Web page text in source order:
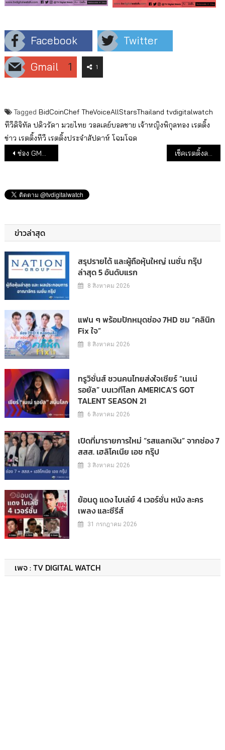
Facebook
Twitter
Gmail
1 1
Tagged BidCoinChef TheVoiceAllStarsThailand tvdigitalwatch
ทีวีดิจิทัล ปดิวรัดา มวยไทย วอลเลย์บอลชาย เจ้าหญิงพิกุลทอง เรตติ้ง
ข่าว เรตติ้งทีวี เรตติ้งประจำสัปดาห์ โฉมโฉด
แนะแนวเรื่อง
ช่อง GMM25 ปี 64 ใกล้มีกำไร ขาดทุนแค่ 4.84 ลบ. เช็คเรตติ้งละครตอนแรก (15 ส.ค.65)
ข่าวล่าสุด
สรุปรายได้ และผู้ถือหุ้นใหญ่ เนชั่น กรุ๊ป
ล่าสุด 5 อันดับแรก
8 สิงหาคม 2026
แฟน ๆ พร้อมปักหมุดช่อง 7HD ชม “คลินิก
Fix ใจ”
8 สิงหาคม 2026
ทรูวิชั่นส์ ชวนคนไทยส่งใจเชียร์ “เนเน่
รอยัล” บนเวทีโลก AMERICA’S GOT
TALENT SEASON 21
6 สิงหาคม 2026
เปิดที่มารายการใหม่ “รสแลกเงิน” จากช่อง 7
สสส. เฮลิโคเนีย เอช กรุ๊ป
3 สิงหาคม 2026
ย้อนดู แดง ไบเล่ย์ 4 เวอร์ชั่น หนัง ละคร
เพลง และซีรีส์
31 กรกฎาคม 2026
เพจ : TV DIGITAL WATCH